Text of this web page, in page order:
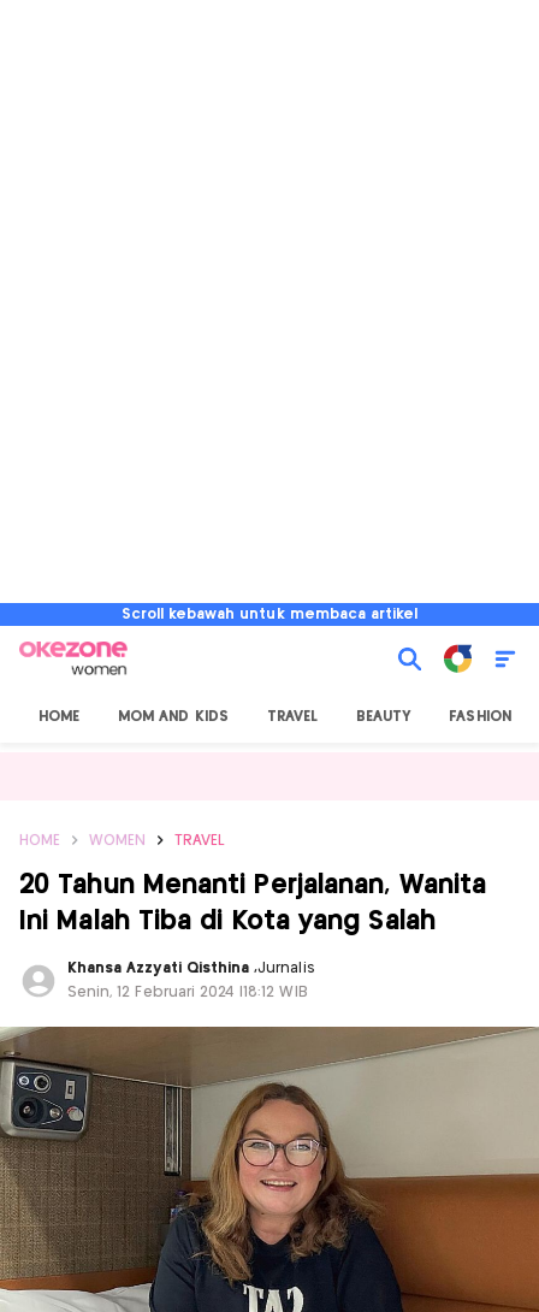
Scroll kebawah untuk membaca artikel
HOME MOM AND KIDS TRAVEL BEAUTY FASHION
HOME WOMEN TRAVEL
20 Tahun Menanti Perjalanan, Wanita
Ini Malah Tiba di Kota yang Salah
Khansa Azzyati Qisthina,Jurnalis
Senin, 12 Februari 2024 |18:12 WIB